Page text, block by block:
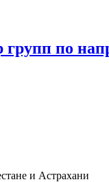
групп по
и Астрахани